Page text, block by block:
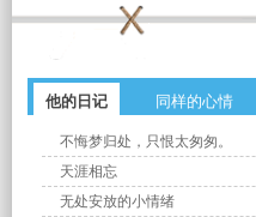
他的日记 同样的心情
不悔梦归处，只恨太匆匆。
天涯相忘
无处安放的小情绪